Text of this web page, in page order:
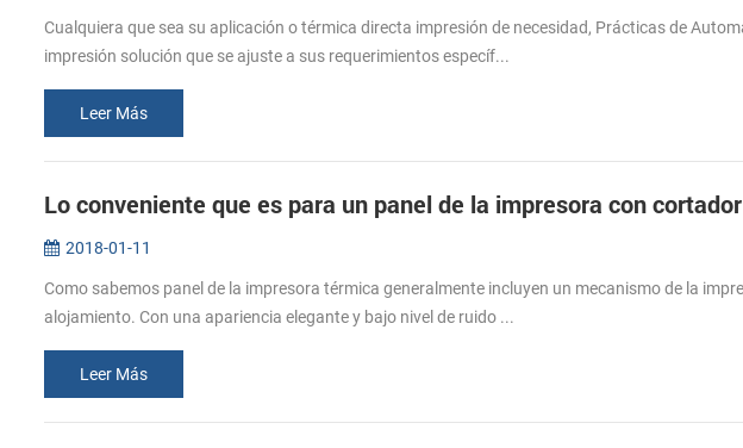
Cualquiera que sea su aplicación o térmica directa impresión de necesidad, Prácticas de
impresión solución que se ajuste a sus requerimientos específ...
Leer Más
Lo conveniente que es para un panel de la impresora con
2018-01-11
Como sabemos panel de la impresora térmica generalmente incluyen un mecanismo de la
alojamiento. Con una apariencia elegante y bajo nivel de ruido ...
Leer Más